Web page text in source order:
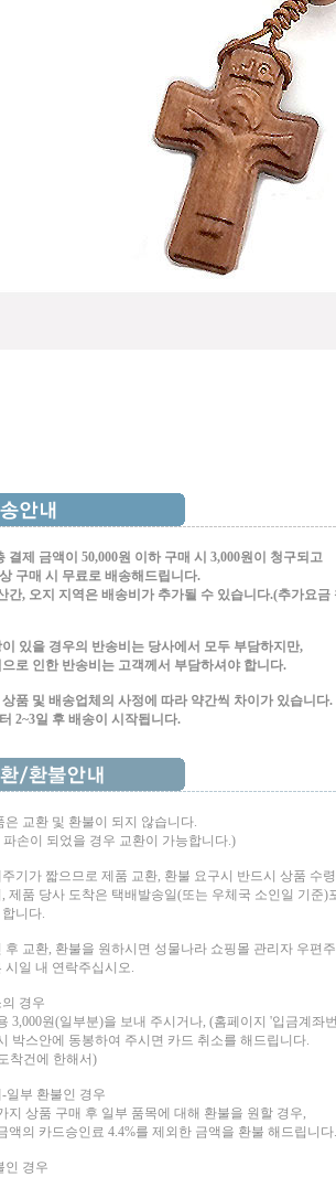
결제 금액이 50,000원 이하 구매 시 3,000원이 청구되고
구매 시 무료로 배송해드립니다.
간, 오지 지역은 배송비가 추가될 수 있습니다.(추가요금
있을 경우의 반송비는 당사에서 모두 부담하지만,
로 인한 반송비는 고객께서 부담하셔야 합니다.
품 및 배송업체의 사정에 따라 약간씩 차이가 있습니다.
2~3일 후 배송이 시작됩니다.
은 교환 및 환불이 되지 않습니다.
손이 되었을 경우 교환이 가능합니다.)
기가 짧으므로 제품 교환, 환불 요구시 반드시 상품 수
제품 당사 도착은 택배발송일(또는 우체국 소인일 기준)
니다.
후 교환, 환불을 원하시면 성물나라 쇼핑몰 관리자 우편
일 내 연락주십시오.
경우
3,000원(일부분)을 보내 주시거나, (홈페이지 '입금계좌
박스안에 동봉하여 주시면 카드 취소를 해드립니다.
착건에 한해서)
부 환불인 경우
상품 구매 후 일부 품목에 대해 환불을 원할 경우,
의 카드승인료 4.4%를 제외한 금액을 환불 해드립니다.
경우